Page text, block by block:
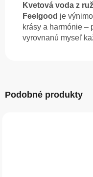
Kvetová voda z
Feelgood je
krásy a harmónie –
vyrovnanú myseľ
Podobné produkty